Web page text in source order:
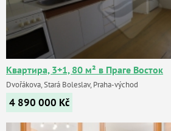
Квартира, 3+1, 80 м² в Праге Восток
Dvořákova, Stará Boleslav, Praha-východ
4 890 000 Kč